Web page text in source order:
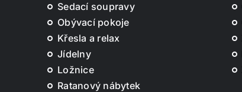
Sedací soupravy
Obývací pokoje
Křesla a relax
Jídelny
Ložnice
Ratanový nábytek